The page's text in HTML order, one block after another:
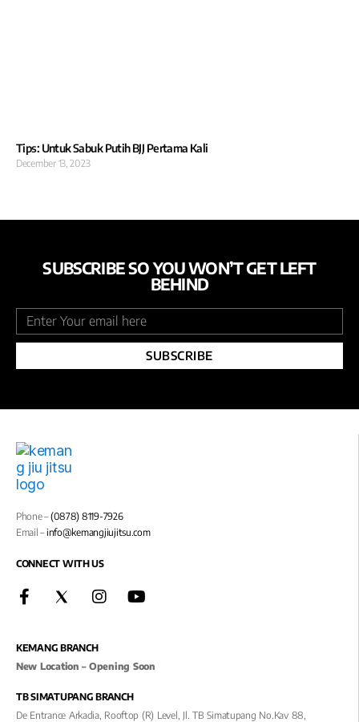
Tips: Untuk Sabuk Putih BJJ Pertama Kali
December 13, 2023
SUBSCRIBE SO YOU WON’T GET LEFT
BEHIND
SUBSCRIBE
Phone –(0878) 8119-7926
Email –info@kemangjiujitsu.com
CONNECT WITH US
KEMANG BRANCH
New Location – Opening Soon
TB SIMATUPANG BRANCH
De Entrance Arkadia, Rooftop (R) Level, Jl. TB Simatupang No.kav 88,